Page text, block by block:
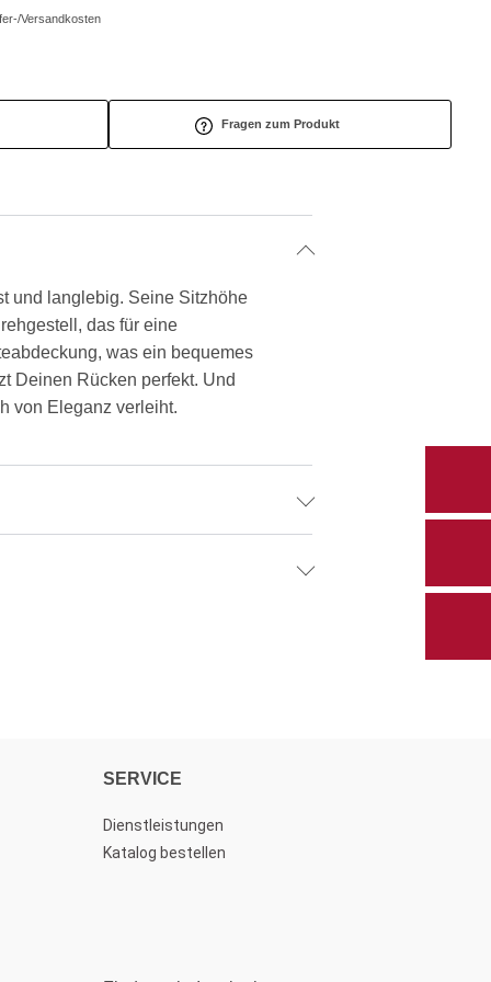
Versandkosten
Fragen zum Produkt
und langlebig. Seine Sitzhöhe
das für eine
was ein bequemes
Deinen Rücken perfekt. Und
von Eleganz verleiht.
SERVICE
Dienstleistungen
Katalog bestellen